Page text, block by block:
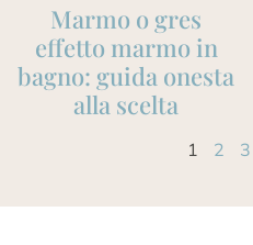
Marmo o gres
effetto marmo in
bagno: guida onesta
alla scelta
1 2 3